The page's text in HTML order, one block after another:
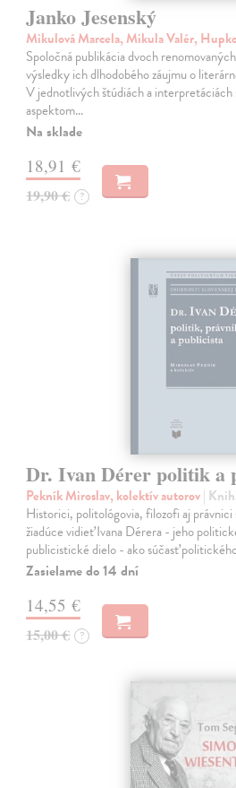
Janko Jesenský
Mikulová Marcela, Mikula Valér,
Spoločná publikácia dvoch
výsledky ich dlhodobého záujmu o
V jednotlivých štúdiách a interpretáciách
aspektom…
Na sklade
18,91 €
19,90 € ?
Dr. Ivan Dérer politik a
Pekník Miroslav, kolektív autorov|
Historici, politológovia, filozofi aj právnici
žiadúce vidieť Ivana Dérera - jeho
publicistické dielo - ako súčasť
Zasielame do 14 dní
14,55 €
15,00 € ?